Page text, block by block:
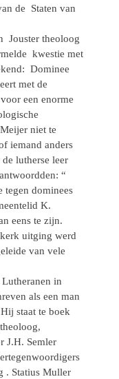
de Staten van
Jouster theoloog
kwestie met
Dominee
met de
een enorme
niet te
iemand anders
lutherse leer
“
tegen dominees
K.
eens te zijn.
uitging werd
van vele
in
als een man
staat te boek
J.H. Semler
. Statius Muller